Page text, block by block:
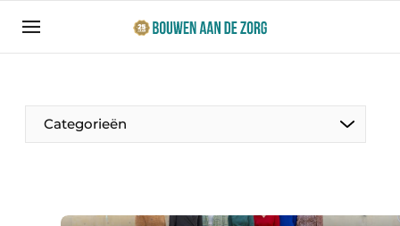
Aanmelden
Bedrijven
Bouwen aan de Zorg | Vakblad over bouw en
Categorieën
Productinformatie